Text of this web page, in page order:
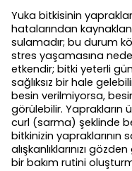
Yuka bitkisinin
hatalarından
sulamadır; bu durum
stres yaşamasına
etkendir; bitki yeterli
sağlıksız bir hale
besin verilmiyorsa,
görülebilir. Yaprakların
curl (sarma) şeklinde
bitkinizin yapraklarının
alışkanlıklarınızı
bir bakım rutini